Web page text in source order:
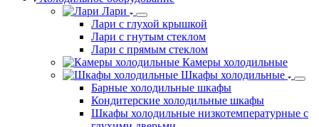
Лари
Лари с глухой крышкой
Лари с гнутым стеклом
Лари с прямым стеклом
Камеры холодильные
Шкафы холодильные
Барные холодильные шкафы
Кондитерские холодильные шкафы
Шкафы холодильные низкотемпературные с